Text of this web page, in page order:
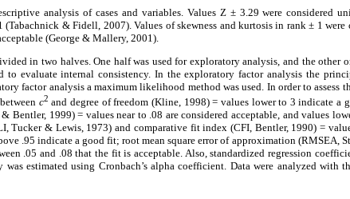
analysis of cases and variables. Values Z ± 3.29 were considered
(Tabachnick & Fidell, 2007). Values of skewness and kurtosis in rank ± 1 were
(George & Mallery, 2001).
in two halves. One half was used for exploratory analysis, and the other
to evaluate internal consistency. In the exploratory factor analysis the
factor analysis a maximum likelihood method was used. In order to assess
c2 and degree of freedom (Kline, 1998) = values lower to 3 indicate a
Bentler, 1999) = values near to .08 are considered acceptable, and values
Tucker & Lewis, 1973) and comparative fit index (CFI, Bentler, 1990) =
.95 indicate a good fit; root mean square error of approximation (RMSEA,
.05 and .08 that the fit is acceptable. Also, standardized regression
was estimated using Cronbach’s alpha coefficient. Data were analyzed with